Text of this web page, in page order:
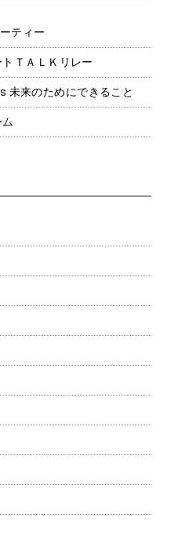
ティー
トＴＡＬＫリレー
未来のためにできること